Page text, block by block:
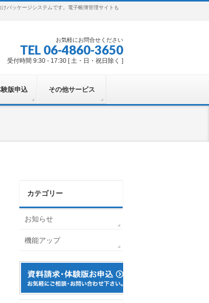
パッケージシステムです。電子帳簿管理サイトも
お気軽にお問合せください
TEL 06-4860-3650
受付時間 9:30 - 17:30 [ 土・日・祝日除く ]
版申込 その他サービス
カテゴリー
お知らせ
機能アップ